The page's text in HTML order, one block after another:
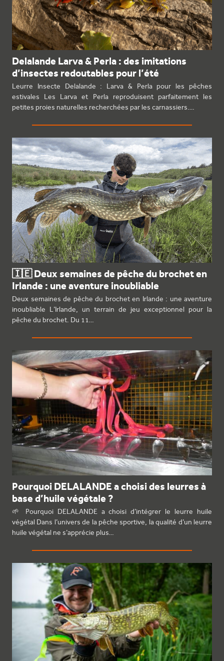
Delalande Larva & Perla : des imitations
d’insectes redoutables pour l’été
Leurre Insecte Delalande : Larva & Perla pour les pêches
estivales Les Larva et Perla reproduisent parfaitement les
petites proies naturelles recherchées par les carnassiers.…
🇮🇪 Deux semaines de pêche du brochet en
Irlande : une aventure inoubliable
Deux semaines de pêche du brochet en Irlande : une aventure
inoubliable L’Irlande, un terrain de jeu exceptionnel pour la
pêche du brochet. Du 11…
Pourquoi DELALANDE a choisi des leurres à
base d’huile végétale ?
🌱 Pourquoi DELALANDE a choisi d’intégrer le leurre huile
végétal Dans l’univers de la pêche sportive, la qualité d’un leurre
huile végétal ne s’apprécie plus…